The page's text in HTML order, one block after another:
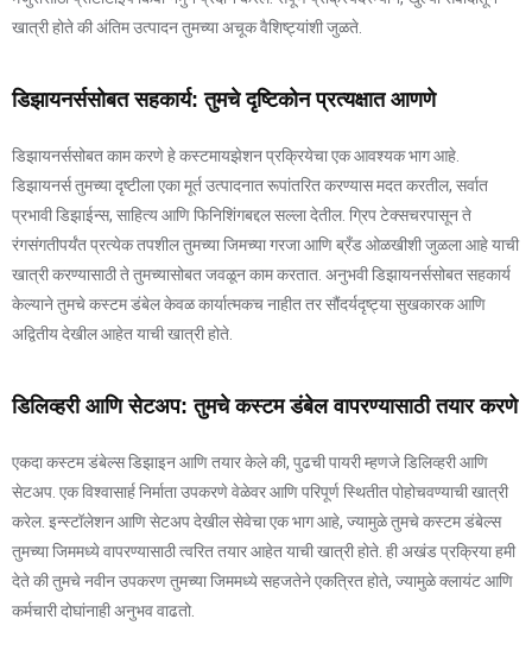
खात्री होते की अंतिम उत्पादन तुमच्या अचूक वैशिष्ट्यांशी जुळते.
डिझायनर्ससोबत सहकार्य: तुमचे दृष्टिकोन प्रत्यक्षात आणणे
डिझायनर्ससोबत काम करणे हे कस्टमायझेशन प्रक्रियेचा एक आवश्यक भाग आहे.
डिझायनर्स तुमच्या दृष्टीला एका मूर्त उत्पादनात रूपांतरित करण्यास मदत करतील, सर्वात
प्रभावी डिझाईन्स, साहित्य आणि फिनिशिंगबद्दल सल्ला देतील. ग्रिप टेक्सचरपासून ते
रंगसंगतीपर्यंत प्रत्येक तपशील तुमच्या जिमच्या गरजा आणि ब्रँड ओळखीशी जुळला आहे याची
खात्री करण्यासाठी ते तुमच्यासोबत जवळून काम करतात. अनुभवी डिझायनर्ससोबत सहकार्य
केल्याने तुमचे कस्टम डंबेल केवळ कार्यात्मकच नाहीत तर सौंदर्यदृष्ट्या सुखकारक आणि
अद्वितीय देखील आहेत याची खात्री होते.
डिलिव्हरी आणि सेटअप: तुमचे कस्टम डंबेल वापरण्यासाठी तयार करणे
एकदा कस्टम डंबेल्स डिझाइन आणि तयार केले की, पुढची पायरी म्हणजे डिलिव्हरी आणि
सेटअप. एक विश्वासार्ह निर्माता उपकरणे वेळेवर आणि परिपूर्ण स्थितीत पोहोचवण्याची खात्री
करेल. इन्स्टॉलेशन आणि सेटअप देखील सेवेचा एक भाग आहे, ज्यामुळे तुमचे कस्टम डंबेल्स
तुमच्या जिममध्ये वापरण्यासाठी त्वरित तयार आहेत याची खात्री होते. ही अखंड प्रक्रिया हमी
देते की तुमचे नवीन उपकरण तुमच्या जिममध्ये सहजतेने एकत्रित होते, ज्यामुळे क्लायंट आणि
कर्मचारी दोघांनाही अनुभव वाढतो.